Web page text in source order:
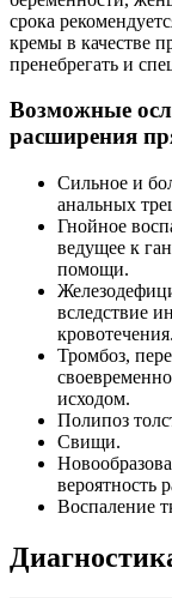
срока
кремы в качестве
пренебрегать и
Возможные
расширения
Сильное и
анальных
Гнойное
ведущее к
помощи.
вследствие
кровотечения.
Тромбоз,
исходом.
Полипоз
Свищи.
вероятность
Воспаление